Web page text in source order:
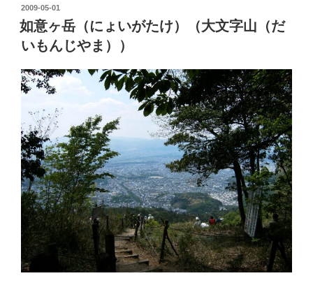
投
稿
日:
2009-05-01
如意ヶ岳（にょいがたけ）（大文字山（だ
いもんじやま））